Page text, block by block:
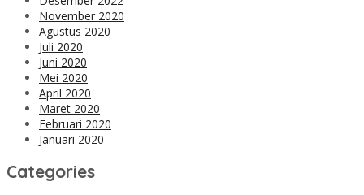
November 2020
Agustus 2020
Juli 2020
Juni 2020
Mei 2020
April 2020
Maret 2020
Februari 2020
Januari 2020
Categories